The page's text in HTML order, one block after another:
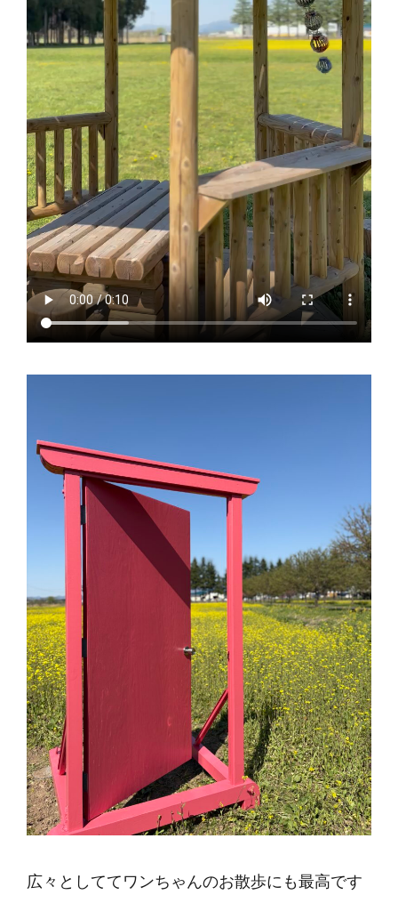
広々としててワンちゃんのお散歩にも最高です